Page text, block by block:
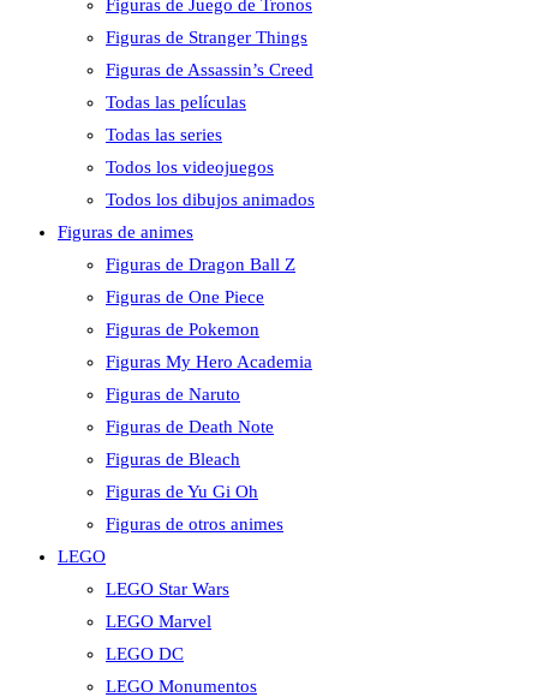
Figuras de Juego de Tronos
Figuras de Stranger Things
Figuras de Assassin’s Creed
Todas las películas
Todas las series
Todos los videojuegos
Todos los dibujos animados
Figuras de animes
Figuras de Dragon Ball Z
Figuras de One Piece
Figuras de Pokemon
Figuras My Hero Academia
Figuras de Naruto
Figuras de Death Note
Figuras de Bleach
Figuras de Yu Gi Oh
Figuras de otros animes
LEGO
LEGO Star Wars
LEGO Marvel
LEGO DC
LEGO Monumentos